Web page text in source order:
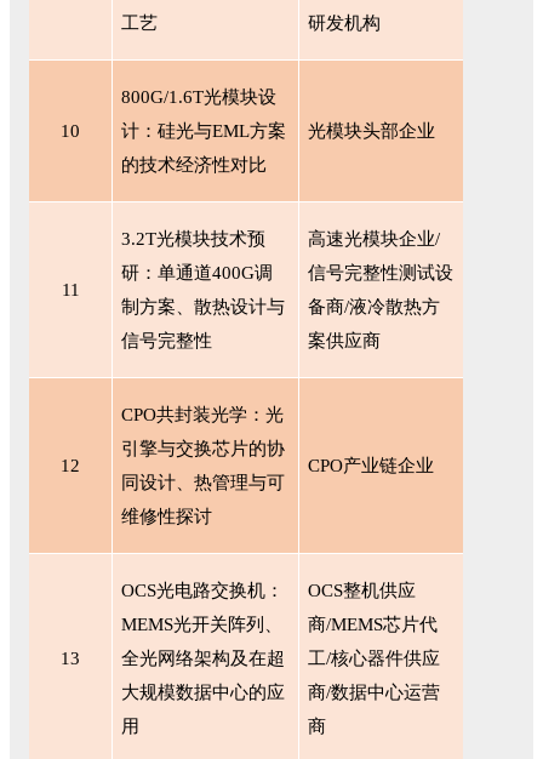
工艺
研发机构
10
800G/1.6T光模块设
计：硅光与EML方案
的技术经济性对比
光模块头部企业
11
3.2T光模块技术预
研：单通道400G调
制方案、散热设计与
信号完整性
高速光模块企业/
信号完整性测试设
备商/液冷散热方
案供应商
12
CPO共封装光学：光
引擎与交换芯片的协
同设计、热管理与可
维修性探讨
CPO产业链企业
13
OCS光电路交换机：
MEMS光开关阵列、
全光网络架构及在超
大规模数据中心的应
用
OCS整机供应
商/MEMS芯片代
工/核心器件供应
商/数据中心运营
商